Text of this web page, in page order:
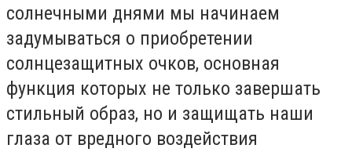
солнечными днями мы начинаем
задумываться о приобретении
солнцезащитных очков, основная
функция которых не только завершать
стильный образ, но и защищать наши
глаза от вредного воздействия